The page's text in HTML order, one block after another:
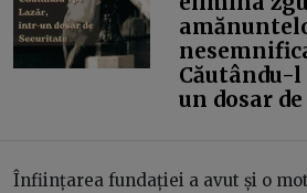
Căutându-
un dosar
Înființarea fundației a avut și o